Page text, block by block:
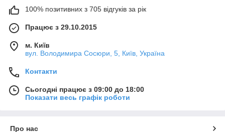
100% позитивних з 705 відгуків за рік
Працює з 29.10.2015
м. Київ
вул. Володимира Сосюри, 5, Київ, Україна
Контакти
Сьогодні працює з 09:00 до 18:00
Показати весь графік роботи
Про нас